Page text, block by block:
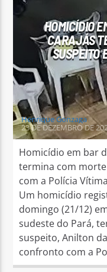
Arara
HOMICÍDIO
CARAJÁS
SUSPEITO
Henrique Gonzaga
23 DE DEZEMBRO DE
Homicídio em bar
termina com
com a Polícia
Um homicídio
domingo (21/12)
sudeste do Pará,
suspeito, Anilton
confronto com a